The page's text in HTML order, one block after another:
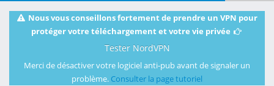
Nous vous conseillons fortement de prendre un VPN pour
protéger votre téléchargement et votre vie privée
Tester NordVPN
Merci de désactiver votre logiciel anti-pub avant de signaler un
problème. Consulter la page tutoriel